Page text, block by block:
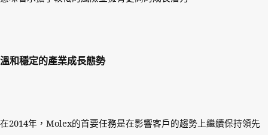
溫和穩定的產業成長態勢
在2014年， Molex的首要任務是在影響客戶的趨勢上繼續保持領先